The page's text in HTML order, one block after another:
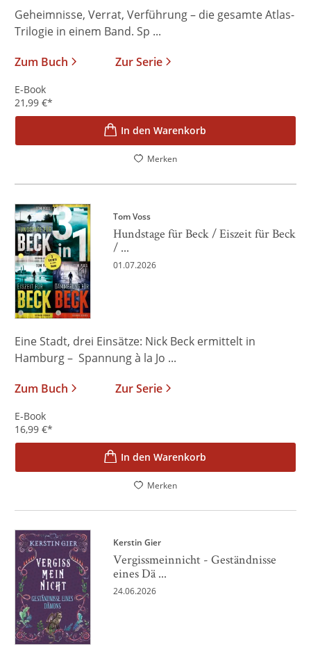
Geheimnisse, Verrat, Verführung – die gesamte Atlas-
Trilogie in einem Band. Sp ...
Zum Buch
Zur Serie
E-Book
21,99 €*
In den Warenkorb
Merken
Tom Voss
Hundstage für Beck / Eiszeit für Beck
/ ...
01.07.2026
Eine Stadt, drei Einsätze: Nick Beck ermittelt in
Hamburg – Spannung à la Jo ...
Zum Buch
Zur Serie
E-Book
16,99 €*
In den Warenkorb
Merken
Kerstin Gier
Vergissmeinnicht - Geständnisse
eines Dä ...
24.06.2026